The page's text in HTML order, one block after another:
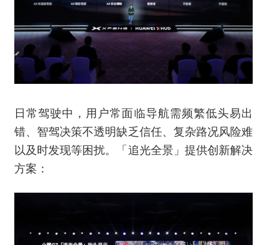
日常驾驶中，用户常面临导航需频繁低头易出
错、智驾决策不透明缺乏信任、复杂路况风险难
以及时发现等困扰。「追光全景」提供创新解决
方案：